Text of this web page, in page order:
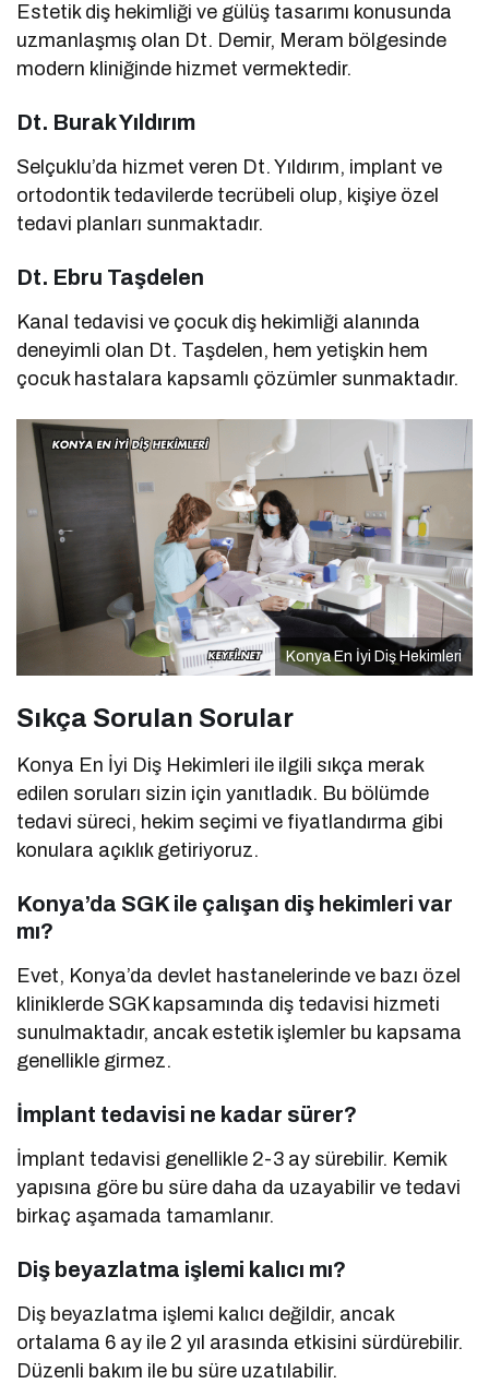
Estetik diş hekimliği ve gülüş tasarımı konusunda
uzmanlaşmış olan Dt. Demir, Meram bölgesinde
modern kliniğinde hizmet vermektedir.
Dt. Burak Yıldırım
Selçuklu’da hizmet veren Dt. Yıldırım, implant ve
ortodontik tedavilerde tecrübeli olup, kişiye özel
tedavi planları sunmaktadır.
Dt. Ebru Taşdelen
Kanal tedavisi ve çocuk diş hekimliği alanında
deneyimli olan Dt. Taşdelen, hem yetişkin hem
çocuk hastalara kapsamlı çözümler sunmaktadır.
Konya En İyi Diş Hekimleri
Sıkça Sorulan Sorular
Konya En İyi Diş Hekimleri ile ilgili sıkça merak
edilen soruları sizin için yanıtladık. Bu bölümde
tedavi süreci, hekim seçimi ve fiyatlandırma gibi
konulara açıklık getiriyoruz.
Konya’da SGK ile çalışan diş hekimleri var
mı?
Evet, Konya’da devlet hastanelerinde ve bazı özel
kliniklerde SGK kapsamında diş tedavisi hizmeti
sunulmaktadır, ancak estetik işlemler bu kapsama
genellikle girmez.
İmplant tedavisi ne kadar sürer?
İmplant tedavisi genellikle 2-3 ay sürebilir. Kemik
yapısına göre bu süre daha da uzayabilir ve tedavi
birkaç aşamada tamamlanır.
Diş beyazlatma işlemi kalıcı mı?
Diş beyazlatma işlemi kalıcı değildir, ancak
ortalama 6 ay ile 2 yıl arasında etkisini sürdürebilir.
Düzenli bakım ile bu süre uzatılabilir.